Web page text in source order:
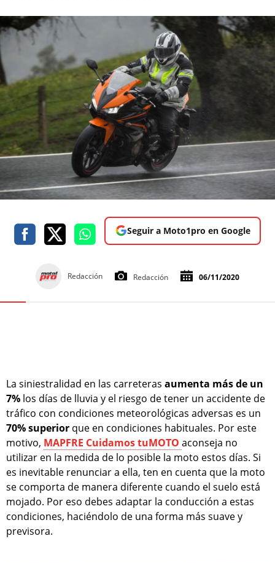
Seguir a Moto1pro en Google
Redacción Redacción 06/11/2020
La siniestralidad en las carreteras aumenta más de un
7% los días de lluvia y el riesgo de tener un accidente de
tráfico con condiciones meteorológicas adversas es un
70% superior que en condiciones habituales. Por este
motivo, MAPFRE Cuidamos tuMOTO aconseja no
utilizar en la medida de lo posible la moto estos días. Si
es inevitable renunciar a ella, ten en cuenta que la moto
se comporta de manera diferente cuando el suelo está
mojado. Por eso debes adaptar la conducción a estas
condiciones, haciéndolo de una forma más suave y
previsora.